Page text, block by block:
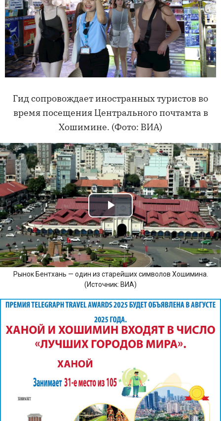
Гид сопровождает иностранных туристов во
время посещения Центрального почтамта в
Хошимине. (Фото: ВИА)
Рынок Бентхань — один из старейших символов Хошимина.
(Источник: ВИА)